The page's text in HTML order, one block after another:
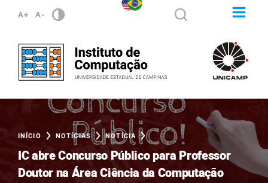
A+ A-
INÍCIO NOTÍCIAS NOTÍCIA
IC abre Concurso Público para Professor
Doutor na Área Ciência da Computação